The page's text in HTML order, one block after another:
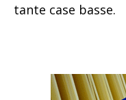
tante case basse.